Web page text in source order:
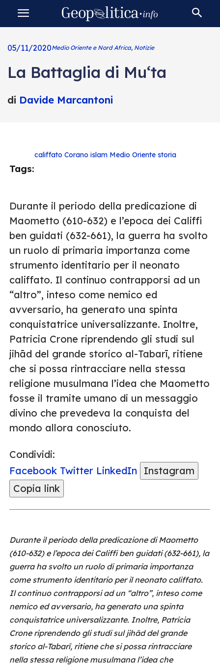
05/11/2020Medio Oriente e Nord Africa, Notizie
La Battaglia di Mu‘ta
di Davide Marcantoni
Tags:
califfato Corano islam Medio Oriente storia
Durante il periodo della predicazione di
Maometto (610-632) e l’epoca dei Califfi
ben guidati (632-661), la guerra ha svolto
un ruolo di primaria importanza come
strumento identitario per il neonato
califfato. Il continuo contrapporsi ad un
“altro”, inteso come nemico ed
avversario, ha generato una spinta
conquistatrice universalizzante. Inoltre,
Patricia Crone riprendendo gli studi sul
jihād del grande storico al-Tabarī, ritiene
che si possa rintracciare nella stessa
religione musulmana l’idea che Maometto
fosse il tramite umano di un messaggio
divino che prevedeva la conquista del
mondo allora conosciuto.
Condividi:
Facebook Twitter LinkedIn
Instagram
Copia link
Durante il periodo della predicazione di Maometto
(610-632) e l’epoca dei Califfi ben guidati (632-661), la
guerra ha svolto un ruolo di primaria importanza
come strumento identitario per il neonato califfato.
Il continuo contrapporsi ad un “altro”, inteso come
nemico ed avversario, ha generato una spinta
conquistatrice universalizzante. Inoltre, Patricia
Crone riprendendo gli studi sul jihād del grande
storico al-Tabarī, ritiene che si possa rintracciare
nella stessa religione musulmana l’idea che